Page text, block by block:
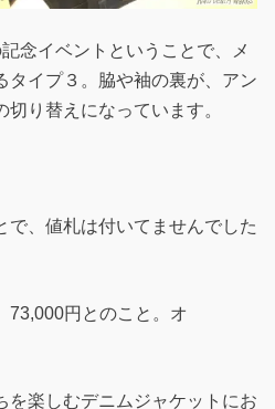
念イベントということで、メ
タイプ３。脇や袖の裏が、アン
り替えになっています。
で、値札は付いてませんでした
73,000円とのこと。オ
を楽しむデニムジャケットにお